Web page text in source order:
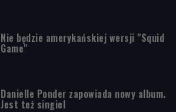
Nie będzie amerykańskiej wersji "Squid
Game"
Danielle Ponder zapowiada nowy album.
Jest też singiel